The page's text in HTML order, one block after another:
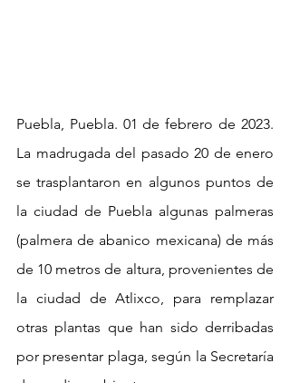
Puebla, Puebla. 01 de febrero de 2023.
La madrugada del pasado 20 de enero
se trasplantaron en algunos puntos de
la ciudad de Puebla algunas palmeras
(palmera de abanico mexicana) de más
de 10 metros de altura, provenientes de
la ciudad de Atlixco, para remplazar
otras plantas que han sido derribadas
por presentar plaga, según la Secretaría